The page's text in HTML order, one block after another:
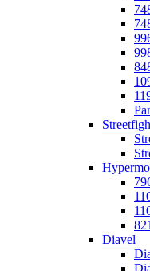
Diavel